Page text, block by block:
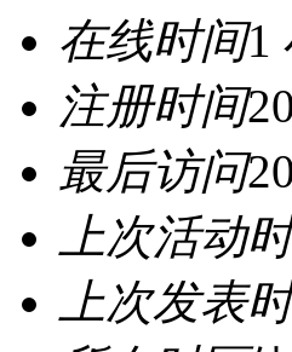
在线时间1
注册时间
最后访问
上次活动
上次发表